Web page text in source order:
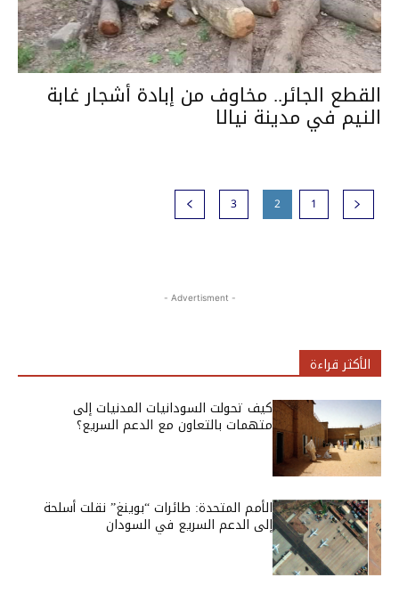
القطع الجائر.. مخاوف من إبادة أشجار غابة
النيم في مدينة نيالا
1
2
3
- Advertisment -
الأكثر قراءة
كيف تحولت السودانيات المدنيات إلى
متهمات بالتعاون مع الدعم السريع؟
الأمم المتحدة: طائرات “بوينغ” نقلت أسلحة
إلى الدعم السريع في السودان